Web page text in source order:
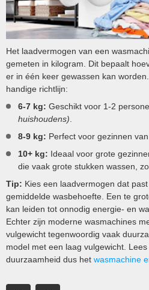
Het laadvermogen van een
gemeten in kilogram. Dit bepaalt
er in één keer gewassen kan
handige richtlijn:
6-7 kg: Geschikt voor 1-2
huishoudens)
8-9 kg: Perfect voor gezinnen
10+ kg: Ideaal voor grote
die vaak grote stukken wassen,
Tip: Kies een laadvermogen dat past
gemiddelde wasbehoefte. Een te
kan leiden tot onnodig energie- en
Echter zijn moderne wasmachines
vulgewicht tegenwoordig vaak
model met een laag vulgewicht.
duurzaamheid dus het wasmachine